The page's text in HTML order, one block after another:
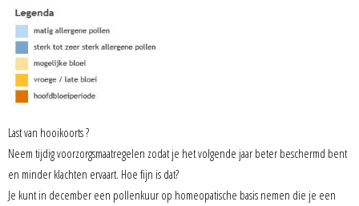
Last van hooikoorts ?
Neem tijdig voorzorgsmaatregelen zodat je het volgende jaar beter beschermd bent
en minder klachten ervaart. Hoe fijn is dat?
Je kunt in december een pollenkuur op homeopatische basis nemen die je een